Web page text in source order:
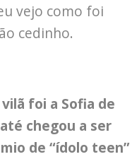
vejo como foi
cedinho.
foi a Sofia de
chegou a ser
de “ídolo teen”